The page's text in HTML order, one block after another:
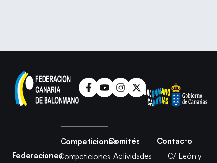
Federaciones
Competiciones
Competiciones
Comités
Actividades
Contacto
C/ León y